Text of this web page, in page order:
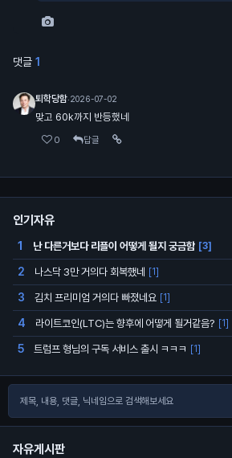
댓글 1
퇴학당함·2026-07-02
맞고 60k까지 반등했네
0 답글
인기자유
1 난 다른거보다 리플이 어떻게 될지 궁금함 [3]
2 나스닥 3만 거의다 회복했네 [1]
3 김치 프리미엄 거의다 빠졌네요 [1]
4 라이트코인(LTC)는 향후에 어떻게 될거같음? [1]
5 트럼프 형님의 구독 서비스 출시 ㅋㅋㅋ [1]
자유게시판